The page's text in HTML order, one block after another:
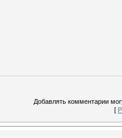
Добавлять комментарии
[